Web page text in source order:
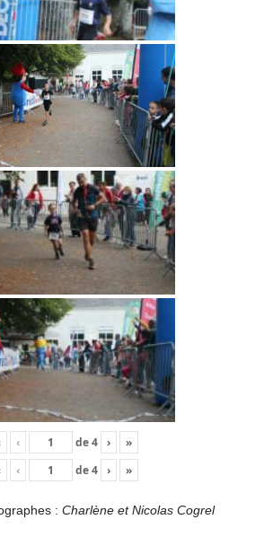
‹ de4 ›
»
‹ de4 › »
: Charlène et Nicolas Cogrel